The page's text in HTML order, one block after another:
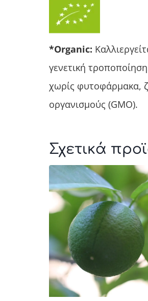
*Organic:
γενετική
χωρίς φυτοφάρμακα,
οργανισμούς (GMO).
Σχετικά